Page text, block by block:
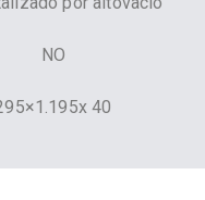
NO
40